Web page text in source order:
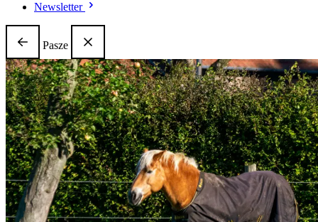
Newsletter
Pasze